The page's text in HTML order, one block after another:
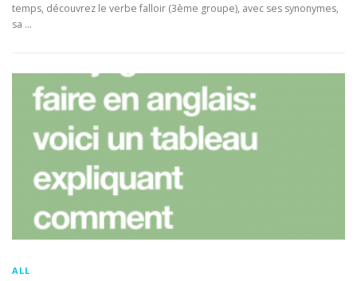
temps, découvrez le verbe falloir (3ème groupe), avec ses synonymes,
sa …
ALL